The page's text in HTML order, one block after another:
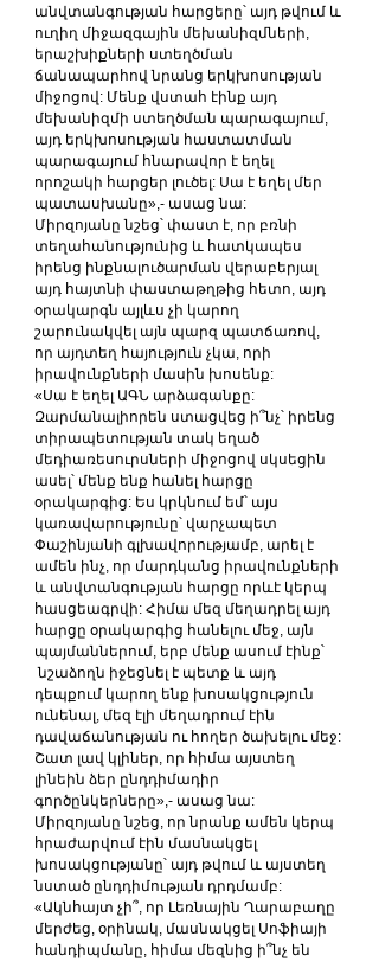
անվտանգության հարցերը՝ այդ թվում և
ուղիղ միջազգային մեխանիզմների,
երաշխիքների ստեղծման
ճանապարհով նրանց երկխոսության
միջոցով: Մենք վստահ էինք այդ
մեխանիզմի ստեղծման պարագայում,
այդ երկխոսության հաստատման
պարագայում հնարավոր է եղել
որոշակի հարցեր լուծել: Սա է եղել մեր
պատասխանը»,- ասաց նա:
Միրզոյանը նշեց՝ փաստ է, որ բռնի
տեղահանությունից և հատկապես
իրենց ինքնալուծարման վերաբերյալ
այդ հայտնի փաստաթղթից հետո, այդ
օրակարգն այլևս չի կարող
շարունակվել այն պարզ պատճառով,
որ այդտեղ հայություն չկա, որի
իրավունքների մասին խոսենք:
«Սա է եղել ԱԳՆ արձագանքը:
Զարմանալիորեն ստացվեց ի՞նչ՝ իրենց
տիրապետության տակ եղած
մեդիառեսուրսների միջոցով սկսեցին
ասել՝ մենք ենք հանել հարցը
օրակարգից: Ես կրկնում եմ՝ այս
կառավարությունը՝ վարչապետ
Փաշինյանի գլխավորությամբ, արել է
ամեն ինչ, որ մարդկանց իրավունքների
և անվտանգության հարցը որևէ կերպ
հասցեագրվի: Հիմա մեզ մեղադրել այդ
հարցը օրակարգից հանելու մեջ, այն
պայմաններում, երբ մենք ասում էինք՝
նշաձողն իջեցնել է պետք և այդ
դեպքում կարող ենք խոսակցություն
ունենալ, մեզ էլի մեղադրում էին
դավաճանության ու հողեր ծախելու մեջ:
Շատ լավ կլիներ, որ հիմա այստեղ
լինեին ձեր ընդդիմադիր
գործընկերները»,- ասաց նա:
Միրզոյանը նշեց, որ նրանք ամեն կերպ
հրաժարվում էին մասնակցել
խոսակցությանը՝ այդ թվում և այստեղ
նստած ընդդիմության դրդմամբ:
«Ակնհայտ չի՞, որ Լեռնային Ղարաբաղը
մերժեց, օրինակ, մասնակցել Սոֆիայի
հանդիպմանը, հիմա մեզնից ի՞նչ են